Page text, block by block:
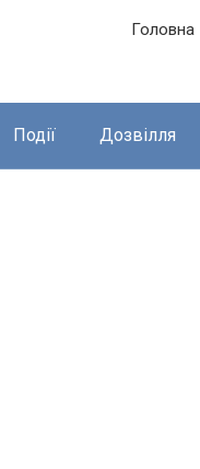
Головна
Події Дозвілля